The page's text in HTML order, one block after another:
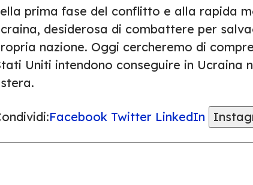
prima fase del conflitto e alla rapida
desiderosa di combattere per
nazione. Oggi cercheremo di
Uniti intendono conseguire in Ucraina
Facebook Twitter LinkedIn